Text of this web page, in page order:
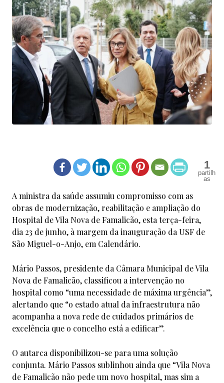
1
A ministra da saúde assumiu compromisso com as
obras de modernização, reabilitação e ampliação do
Hospital de Vila Nova de Famalicão, esta terça-feira,
dia 23 de junho, à margem da inauguração da USF de
São Miguel-o-Anjo, em Calendário.
Mário Passos, presidente da Câmara Municipal de Vila
Nova de Famalicão, classificou a intervenção no
hospital como “uma necessidade de máxima urgência”,
alertando que “o estado atual da infraestrutura não
acompanha a nova rede de cuidados primários de
excelência que o concelho está a edificar”.
O autarca disponibilizou-se para uma solução
conjunta. Mário Passos sublinhou ainda que “Vila Nova
de Famalicão não pede um novo hospital, mas sim a